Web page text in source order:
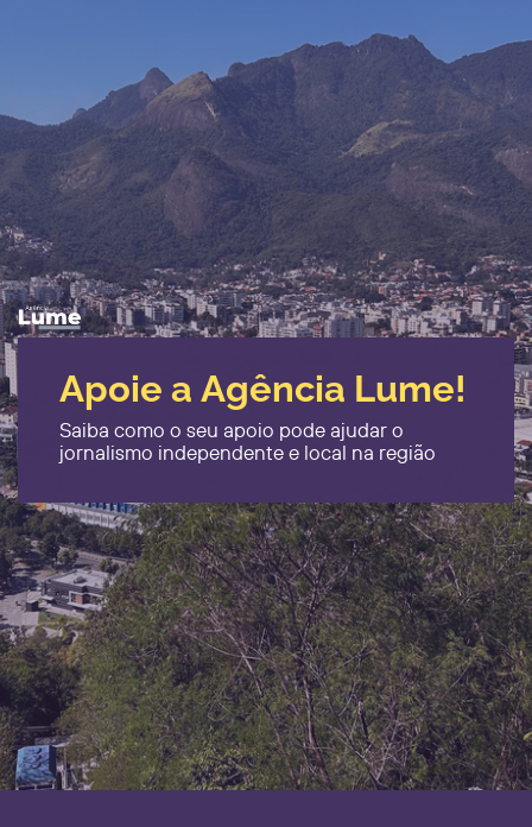
Apoie a Agência Lume!
Saiba como o seu apoio pode ajudar o ​
jornalismo independente e local na região